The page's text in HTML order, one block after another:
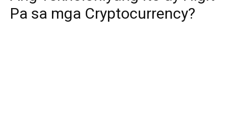
Pa sa mga Cryptocurrency?